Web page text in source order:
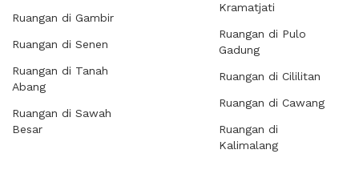
Ruangan di Gambir
Ruangan di Senen
Ruangan di Tanah
Abang
Ruangan di Sawah
Besar
Kramatjati
Ruangan di Pulo
Gadung
Ruangan di Cililitan
Ruangan di Cawang
Ruangan di
Kalimalang